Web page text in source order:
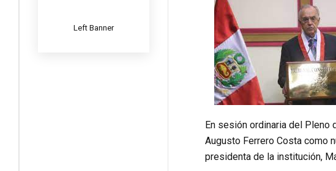
Left Banner
En sesión ordinaria del Pleno
Augusto Ferrero Costa como
presidenta de la institución,